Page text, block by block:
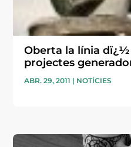
Oberta la línia
projectes
ABR. 29, 2011 | NOTÍCIES